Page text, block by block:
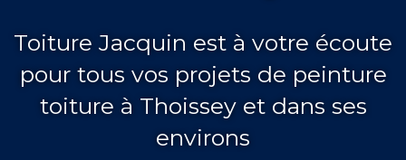
Toiture Jacquin est à votre écoute
pour tous vos projets de peinture
toiture à Thoissey et dans ses
environs